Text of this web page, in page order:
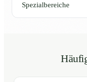
Spezialbereiche